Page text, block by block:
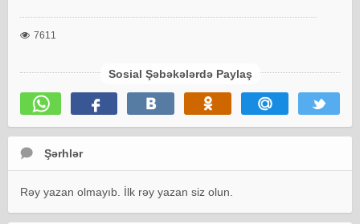
7611
Sosial Şəbəkələrdə Paylaş
Şərhlər
Rəy yazan olmayıb. İlk rəy yazan siz olun.